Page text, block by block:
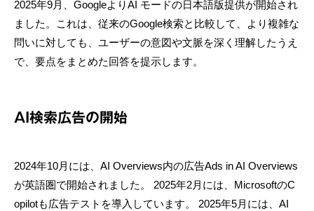
2025年9月、GoogleよりAI モードの日本語版提供が開始され
ました。これは、従来のGoogle検索と比較して、より複雑な
問いに対しても、ユーザーの意図や文脈を深く理解したうえ
で、要点をまとめた回答を提示します。
AI検索広告の開始
2024年10月には、AI Overviews内の広告Ads in AI Overviews
が英語圏で開始されました。 2025年2月には、MicrosoftのC
opilotも広告テストを導入しています。 2025年5月には、AI